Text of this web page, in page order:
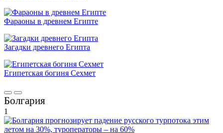
Фараоны в древнем Египте
Загадки древнего Египта
Египетская богиня Сехмет
Болгария
1